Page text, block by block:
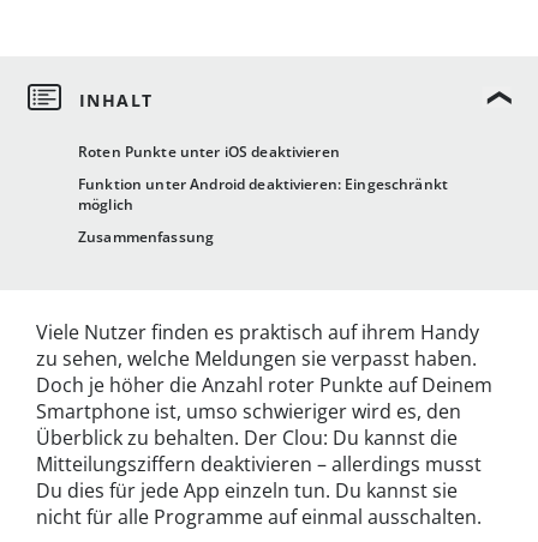
Roten Punkte unter iOS deaktivieren
Funktion unter Android deaktivieren: Eingeschränkt
möglich
Zusammenfassung
Viele Nutzer finden es praktisch auf ihrem Handy
zu sehen, welche Meldungen sie verpasst haben.
Doch je höher die Anzahl roter Punkte auf Deinem
Smartphone ist, umso schwieriger wird es, den
Überblick zu behalten. Der Clou: Du kannst die
Mitteilungsziffern deaktivieren – allerdings musst
Du dies für jede App einzeln tun. Du kannst sie
nicht für alle Programme auf einmal ausschalten.